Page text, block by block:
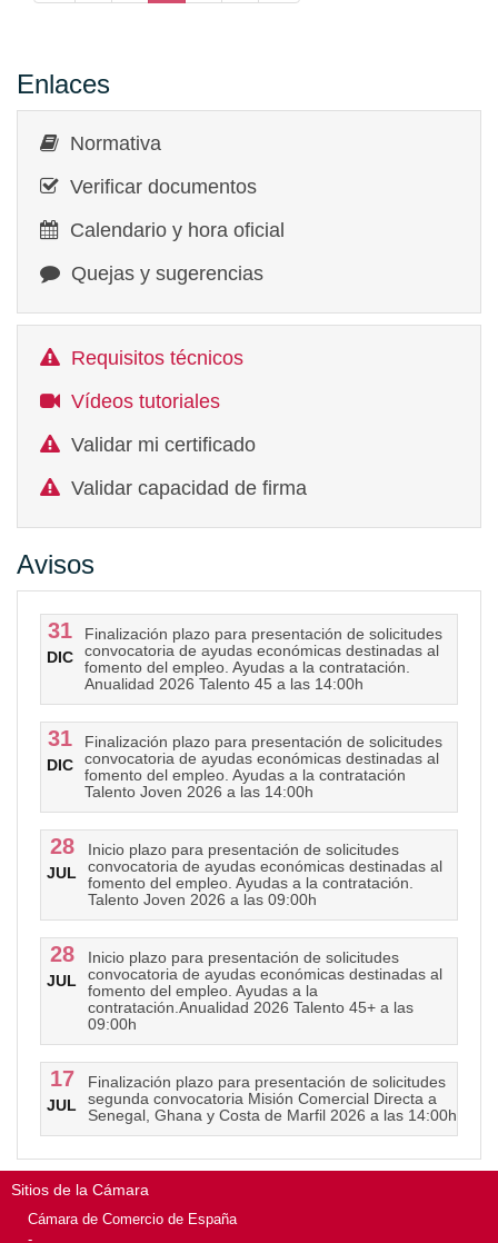
Enlaces
Normativa
Verificar documentos
Calendario y hora oficial
Quejas y sugerencias
Requisitos técnicos
Vídeos tutoriales
Validar mi certificado
Validar capacidad de firma
Avisos
31
DIC
Finalización plazo para presentación de solicitudes
convocatoria de ayudas económicas destinadas al
fomento del empleo. Ayudas a la contratación.
Anualidad 2026 Talento 45 a las 14:00h
31
DIC
Finalización plazo para presentación de solicitudes
convocatoria de ayudas económicas destinadas al
fomento del empleo. Ayudas a la contratación
Talento Joven 2026 a las 14:00h
28
JUL
Inicio plazo para presentación de solicitudes
convocatoria de ayudas económicas destinadas al
fomento del empleo. Ayudas a la contratación.
Talento Joven 2026 a las 09:00h
28
JUL
Inicio plazo para presentación de solicitudes
convocatoria de ayudas económicas destinadas al
fomento del empleo. Ayudas a la
contratación.Anualidad 2026 Talento 45+ a las
09:00h
17
JUL
Finalización plazo para presentación de solicitudes
segunda convocatoria Misión Comercial Directa a
Senegal, Ghana y Costa de Marfil 2026 a las 14:00h
Sitios de la Cámara
Cámara de Comercio de España
-